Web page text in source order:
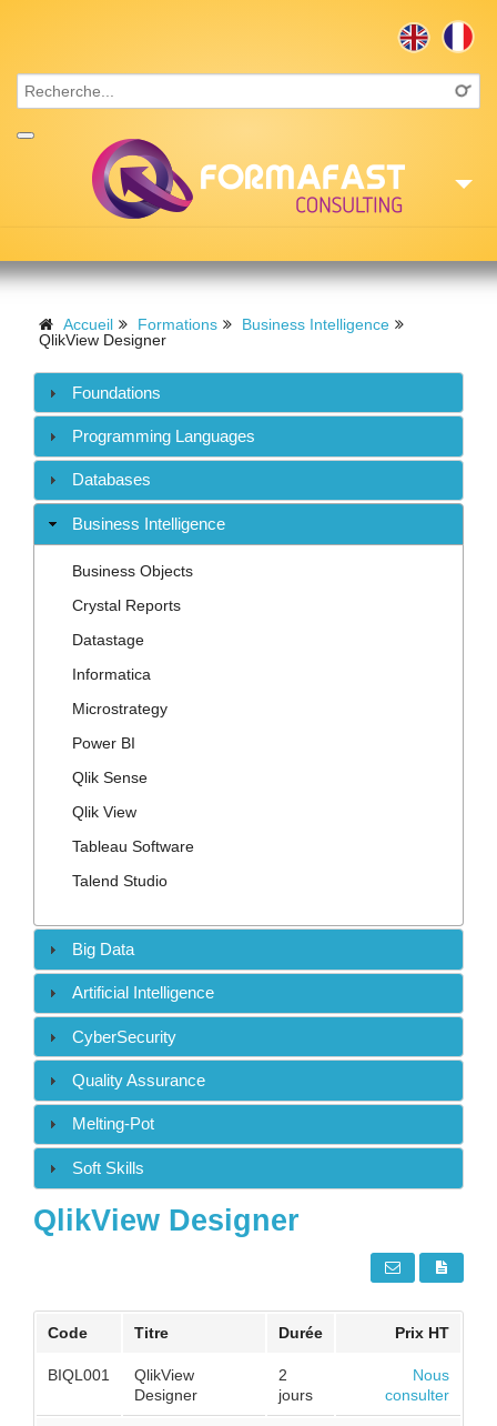
Formations
Missions
Recrutement
Contact
Accueil Formations
Business Intelligence
QlikView Designer
Foundations
Programming Languages
Databases
Business Intelligence
Business Objects
Crystal Reports
Datastage
Informatica
Microstrategy
Power BI
Qlik Sense
Qlik View
Tableau Software
Talend Studio
Big Data
Artificial Intelligence
CyberSecurity
Quality Assurance
Melting-Pot
Soft Skills
QlikView Designer
Code Titre Durée Prix HT
BIQL001
QlikView
Designer
2
jours
Nous
consulter